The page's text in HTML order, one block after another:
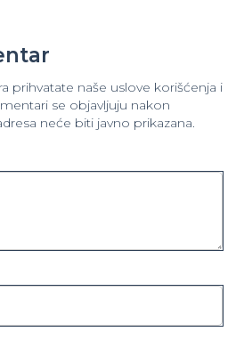
prihvatate naše uslove korišćenja i
se objavljuju nakon
neće biti javno prikazana.